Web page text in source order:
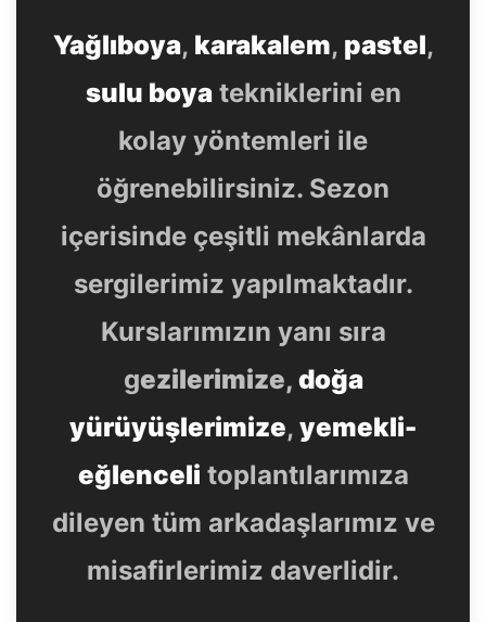
Yağlıboya, karakalem, pastel,
sulu boyatekniklerini en
kolay yöntemleri ile
öğrenebilirsiniz. Sezon
içerisinde çeşitli mekânlarda
sergilerimiz yapılmaktadır.
Kurslarımızın yanı sıra
gezilerimize, doğa
yürüyüşlerimize, yemekli-
eğlenceli toplantılarımıza
dileyen tüm arkadaşlarımız ve
misafirlerimiz daverlidir.